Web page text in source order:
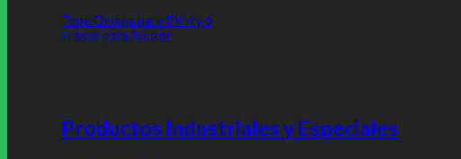
Tope Omega para PV 4 y 6
Fresas para Router
Productos Industriales y Especiales